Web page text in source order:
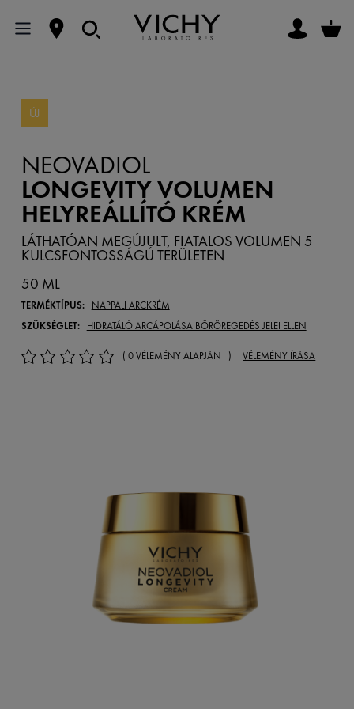
ÚJ
NEOVADIOL
LONGEVITY VOLUMEN
HELYREÁLLÍTÓ KRÉM
LÁTHATÓAN MEGÚJULT, FIATALOS VOLUMEN 5
KULCSFONTOSSÁGÚ TERÜLETEN
50 ML
TERMÉKTÍPUS:
NAPPALI ARCKRÉM
SZÜKSÉGLET:
HIDRATÁLÓ ARCÁPOLÁSA BŐRÖREGEDÉS JELEI ELLEN
( 0 VÉLEMÉNY ALAPJÁN ) VÉLEMÉNY ÍRÁSA